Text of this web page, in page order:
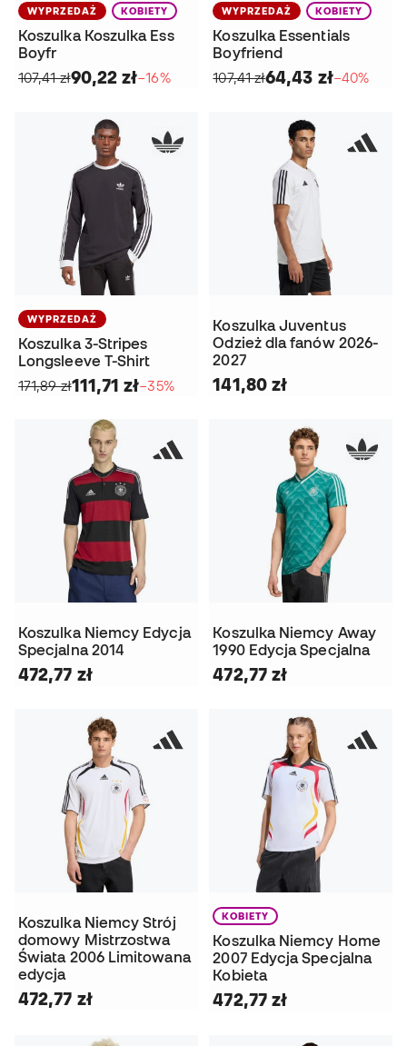
WYPRZEDAŻ KOBIETY
Koszulka Koszulka Ess
Boyfr
107,41 zł90,22 zł−16%
WYPRZEDAŻ KOBIETY
Koszulka Essentials
Boyfriend
107,41 zł64,43 zł−40%
WYPRZEDAŻ
Koszulka 3-Stripes
Longsleeve T-Shirt
171,89 zł111,71 zł−35%
Koszulka Juventus
Odzież dla fanów 2026-
2027
141,80 zł
Koszulka Niemcy Edycja
Specjalna 2014
472,77 zł
Koszulka Niemcy Away
1990 Edycja Specjalna
472,77 zł
Koszulka Niemcy Strój
domowy Mistrzostwa
Świata 2006 Limitowana
edycja
472,77 zł
KOBIETY
Koszulka Niemcy Home
2007 Edycja Specjalna
Kobieta
472,77 zł